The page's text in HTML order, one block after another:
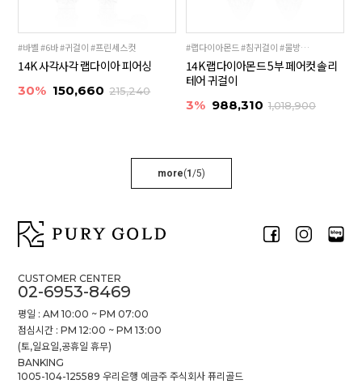
#바벨 #6바 #귀걸이 #프린세스컷
14K 사각사각 랩다이아 피어싱
30% 150,660 215,240
#랩다이아몬드 #침귀걸이 #물방울귀걸이
14K 랩다이아몬드 5부 페어컷 솔리
테어 귀걸이
3% 988,310 1,018,900
more(1/5)
CUSTOMER CENTER
02-6953-8469
평일 : AM 10:00 ~ PM 07:00
점심시간 : PM 12:00 ~ PM 13:00
(토,일요일,공휴일 휴무)
BANKING
1005-104-125589 우리은행 예금주 주식회사 퓨리골드